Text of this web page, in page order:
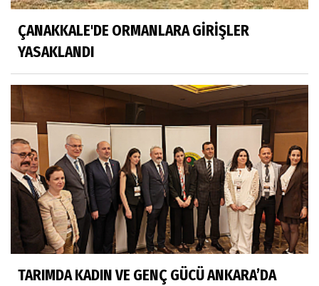
ÇANAKKALE'DE ORMANLARA GİRİŞLER
YASAKLANDI
TARIMDA KADIN VE GENÇ GÜCÜ ANKARA’DA